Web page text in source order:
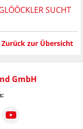
SUCHT
Zurück zur Übersicht
GmbH